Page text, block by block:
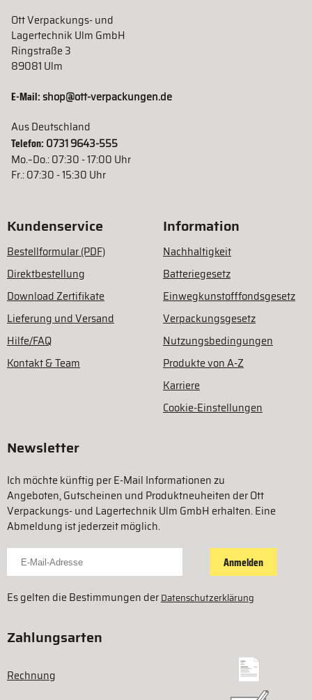
Ott Verpackungs- und
Lagertechnik Ulm GmbH
Ringstraße 3
89081 Ulm
E-Mail:shop@ott-verpackungen.de
Aus Deutschland
Telefon: 0731 9643-555
Mo.–Do.: 07:30 - 17:00 Uhr
Fr.: 07:30 - 15:30 Uhr
Kundenservice
Bestellformular (PDF)
Direktbestellung
Download Zertifikate
Lieferung und Versand
Hilfe/FAQ
Kontakt & Team
Information
Nachhaltigkeit
Batteriegesetz
Einwegkunstofffondsgesetz
Verpackungsgesetz
Nutzungsbedingungen
Produkte von A-Z
Karriere
Cookie-Einstellungen
Newsletter
Ich möchte künftig per E-Mail Informationen zu
Angeboten, Gutscheinen und Produktneuheiten der Ott
Verpackungs- und Lagertechnik Ulm GmbH erhalten. Eine
Abmeldung ist jederzeit möglich.
Für Newsletter anmelden
Anmelden
Es gelten die Bestimmungen derDatenschutzerklärung
Zahlungsarten
Rechnung